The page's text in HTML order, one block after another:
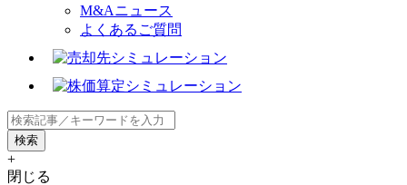
M&Aニュース
よくあるご質問
+
閉じる